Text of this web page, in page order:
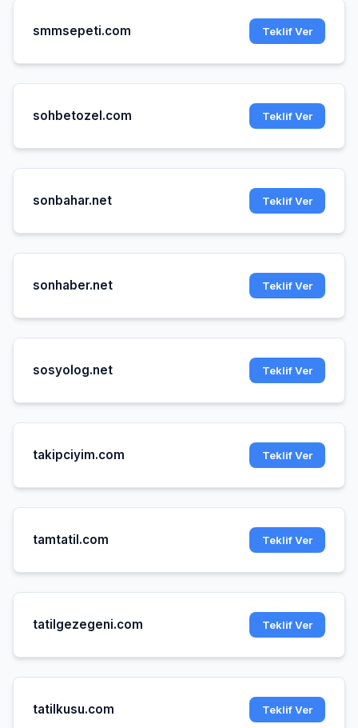
smmsepeti.com Teklif Ver
sohbetozel.com Teklif Ver
sonbahar.net Teklif Ver
sonhaber.net Teklif Ver
sosyolog.net Teklif Ver
takipciyim.com Teklif Ver
tamtatil.com Teklif Ver
tatilgezegeni.com Teklif Ver
tatilkusu.com Teklif Ver